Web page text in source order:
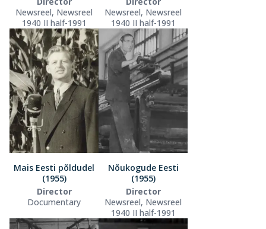
Newsreel, Newsreel
1940 II half-1991
Newsreel, Newsreel
1940 II half-1991
Mais Eesti põldudel
(1955)
Director
Documentary
Nõukogude Eesti
(1955)
Director
Newsreel, Newsreel
1940 II half-1991